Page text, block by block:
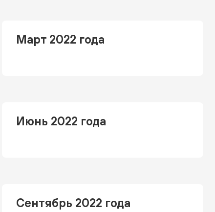
Март 2022 года
Июнь 2022 года
Сентябрь 2022 года